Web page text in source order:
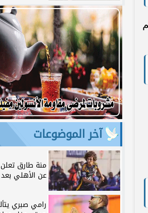
آخر الموضوعات
منة طارق تعلن
عن الأهلي
رامي صبري